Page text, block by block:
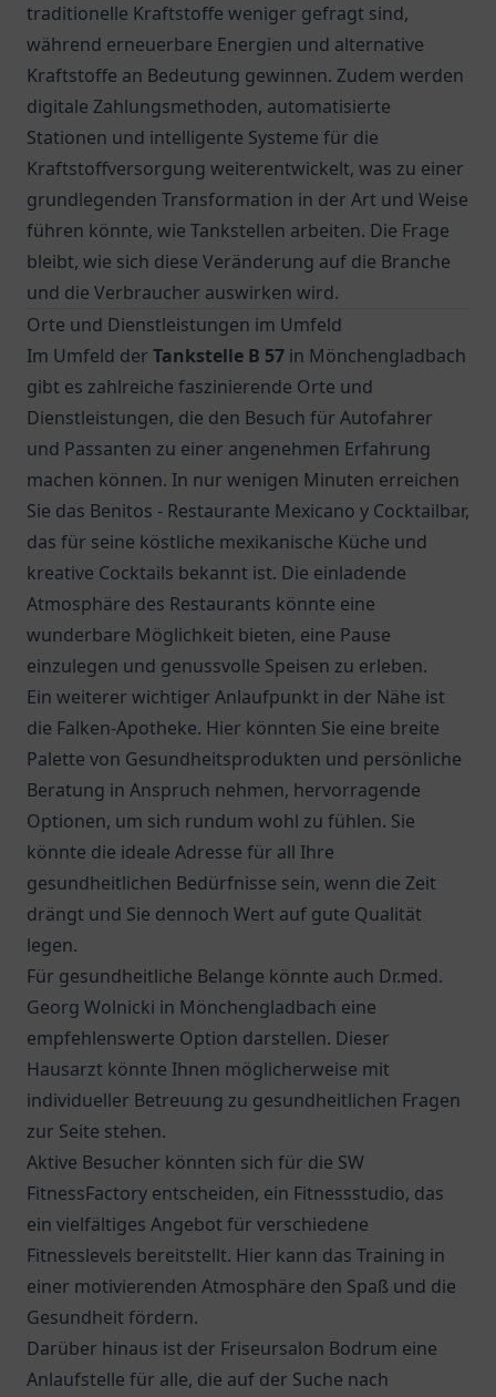
traditionelle Kraftstoffe weniger gefragt sind,
während erneuerbare Energien und alternative
Kraftstoffe an Bedeutung gewinnen. Zudem werden
digitale Zahlungsmethoden, automatisierte
Stationen und intelligente Systeme für die
Kraftstoffversorgung weiterentwickelt, was zu einer
grundlegenden Transformation in der Art und Weise
führen könnte, wie Tankstellen arbeiten. Die Frage
bleibt, wie sich diese Veränderung auf die Branche
und die Verbraucher auswirken wird.
Orte und Dienstleistungen im Umfeld
Im Umfeld der Tankstelle B 57 in Mönchengladbach
gibt es zahlreiche faszinierende Orte und
Dienstleistungen, die den Besuch für Autofahrer
und Passanten zu einer angenehmen Erfahrung
machen können. In nur wenigen Minuten erreichen
Sie das Benitos - Restaurante Mexicano y Cocktailbar,
das für seine köstliche mexikanische Küche und
kreative Cocktails bekannt ist. Die einladende
Atmosphäre des Restaurants könnte eine
wunderbare Möglichkeit bieten, eine Pause
einzulegen und genussvolle Speisen zu erleben.
Ein weiterer wichtiger Anlaufpunkt in der Nähe ist
die Falken-Apotheke. Hier könnten Sie eine breite
Palette von Gesundheitsprodukten und persönliche
Beratung in Anspruch nehmen, hervorragende
Optionen, um sich rundum wohl zu fühlen. Sie
könnte die ideale Adresse für all Ihre
gesundheitlichen Bedürfnisse sein, wenn die Zeit
drängt und Sie dennoch Wert auf gute Qualität
legen.
Für gesundheitliche Belange könnte auch Dr.med.
Georg Wolnicki in Mönchengladbach eine
empfehlenswerte Option darstellen. Dieser
Hausarzt könnte Ihnen möglicherweise mit
individueller Betreuung zu gesundheitlichen Fragen
zur Seite stehen.
Aktive Besucher könnten sich für die SW
FitnessFactory entscheiden, ein Fitnessstudio, das
ein vielfältiges Angebot für verschiedene
Fitnesslevels bereitstellt. Hier kann das Training in
einer motivierenden Atmosphäre den Spaß und die
Gesundheit fördern.
Darüber hinaus ist der Friseursalon Bodrum eine
Anlaufstelle für alle, die auf der Suche nach